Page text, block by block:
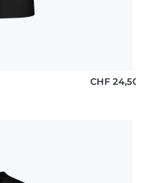
CHF 24,50